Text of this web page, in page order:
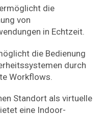
die
von
in Echtzeit.
die Bedienung
durch
Workflows.
Standort als virtuelle
eine Indoor-